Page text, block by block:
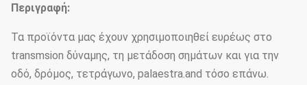
→Thread
Οι πόλοι μας ως κανονική κάλυψη
Περιγραφή:
Τα προϊόντα μας έχουν χρησιμοποιηθεί ευρέως στο
transmsion δύναμης, τη μετάδοση σημάτων και για την
οδό, δρόμος, τετράγωνο, palaestra.and τόσο επάνω.